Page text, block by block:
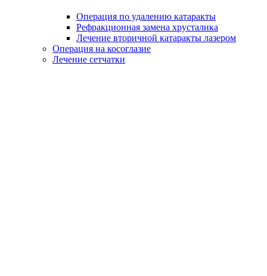
Операция по удалению катаракты
Рефракционная замена хрусталика
Лечение вторичной катаракты лазером
Операция на косоглазие
Лечение сетчатки